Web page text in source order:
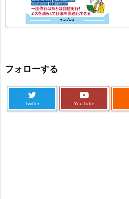
フォローする
Twitter YouTube